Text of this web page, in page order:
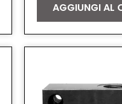
AGGIUNGI AL